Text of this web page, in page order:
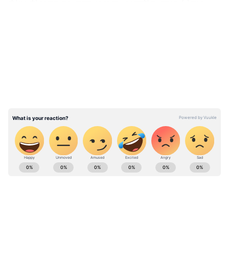
கேளுப்பா ரோஹித்
ABOUT THE AUTHOR